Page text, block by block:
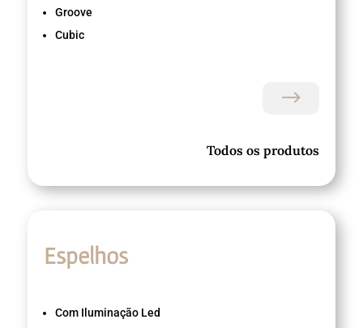
Groove
Cubic
$
Todos os produtos
Espelhos
Com Iluminação Led